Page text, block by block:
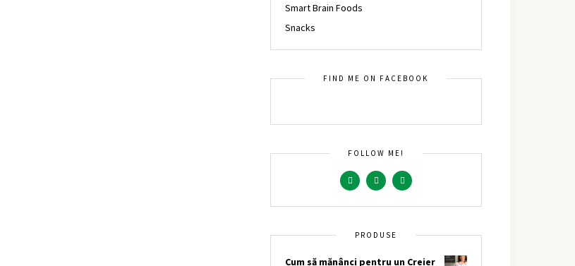
Smart Brain Foods
Snacks
FIND ME ON FACEBOOK
FOLLOW ME!
PRODUSE
Cum să mănânci pentru un Creier